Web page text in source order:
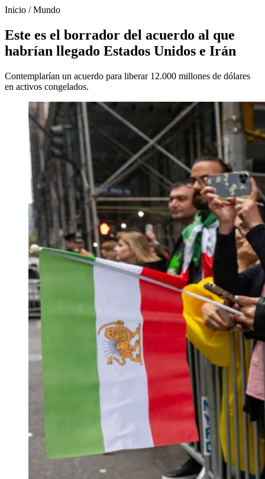
Inicio /Mundo
Este es el borrador del acuerdo al que
habrían llegado Estados Unidos e Irán
Contemplarían un acuerdo para liberar 12.000 millones de dólares
en activos congelados.